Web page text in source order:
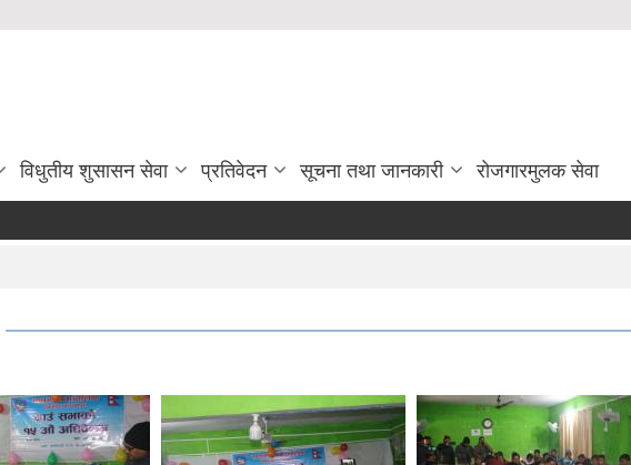
विधुतीय शुसासन सेवा प्रतिवेदन सूचना तथा जानकारी रोजगारमुलक सेवा